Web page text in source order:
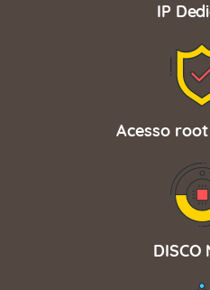
IP
Acesso
DISCO